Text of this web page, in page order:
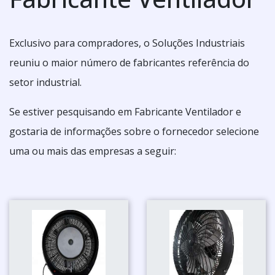
Exclusivo para compradores, o Soluções Industriais
reuniu o maior número de fabricantes referência do
setor industrial.
Se estiver pesquisando em Fabricante Ventilador e
gostaria de informações sobre o fornecedor selecione
uma ou mais das empresas a seguir: